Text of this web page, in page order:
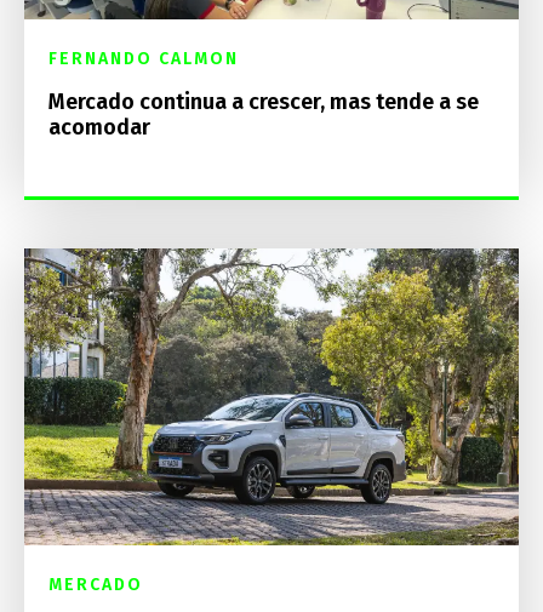
FERNANDO CALMON
Mercado continua a crescer, mas tende a se
acomodar
MERCADO